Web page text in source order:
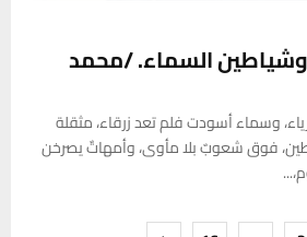
السماء. /محمد
وسماء أسودت فلم تعد زرقاء، مثقلة
فوق شعوبٌ بلا مأوى، وأمهاتٌ يصرخن